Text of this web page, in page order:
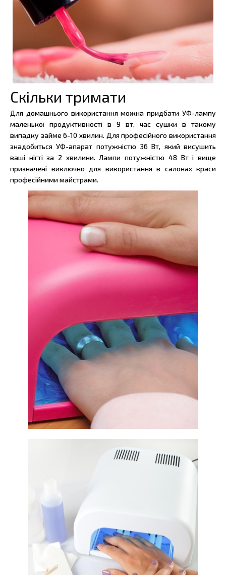
Скільки тримати
Для домашнього використання можна придбати УФ-лампу
маленької продуктивності в 9 вт, час сушки в такому
випадку займе 6-10 хвилин. Для професійного використання
знадобиться УФ-апарат потужністю 36 Вт, який висушить
ваші нігті за 2 хвилини. Лампи потужністю 48 Вт і вище
призначені виключно для використання в салонах краси
професійними майстрами.